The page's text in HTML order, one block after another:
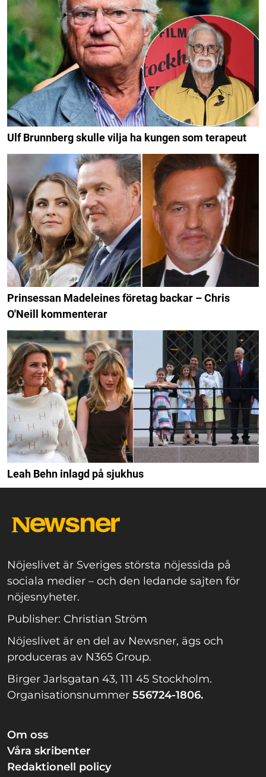
Ulf Brunnberg skulle vilja ha kungen som terapeut
Prinsessan Madeleines företag backar – Chris
O'Neill kommenterar
Leah Behn inlagd på sjukhus
Nöjeslivet är Sveriges största nöjessida på
sociala medier – och den ledande sajten för
nöjesnyheter.
Publisher: Christian Ström
Nöjeslivet är en del av Newsner, ägs och
produceras av N365 Group.
Birger Jarlsgatan 43, 111 45 Stockholm.
Organisationsnummer 556724-1806.
Om oss
Våra skribenter
Redaktionell policy